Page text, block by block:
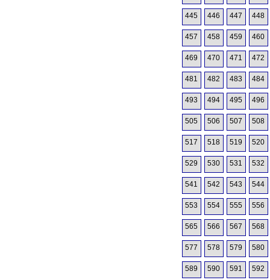
445 446 447 448
457 458 459 460
469 470 471 472
481 482 483 484
493 494 495 496
505 506 507 508
517 518 519 520
529 530 531 532
541 542 543 544
553 554 555 556
565 566 567 568
577 578 579 580
589 590 591 592